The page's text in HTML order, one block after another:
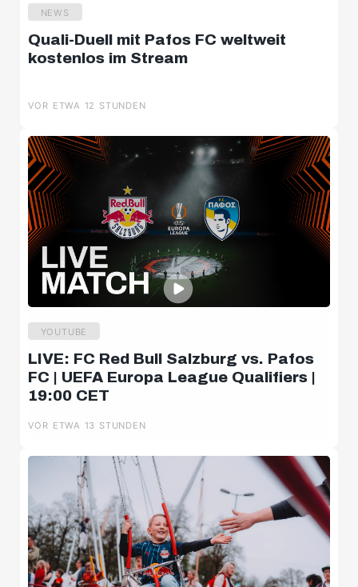
NEWS
Quali-Duell mit Pafos FC weltweit
kostenlos im Stream
VOR ETWA 12 STUNDEN
YOUTUBE
LIVE: FC Red Bull Salzburg vs. Pafos
FC | UEFA Europa League Qualifiers |
19:00 CET
VOR ETWA 13 STUNDEN